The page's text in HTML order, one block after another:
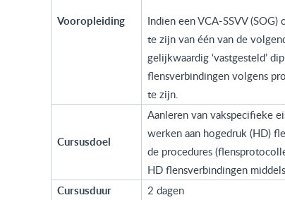
Vooropleiding
Indien een VCA-SSVV
te zijn van één van de
gelijkwaardig ‘vastgesteld’
flensverbindingen volgens
te zijn.
Cursusdoel
Aanleren van vakspecifieke
werken aan hogedruk (HD)
de procedures
HD flensverbindingen
Cursusduur 2 dagen